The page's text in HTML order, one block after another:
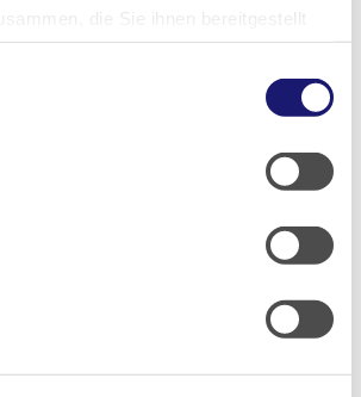
im Rahmen Ihrer Nutzung der Dienste